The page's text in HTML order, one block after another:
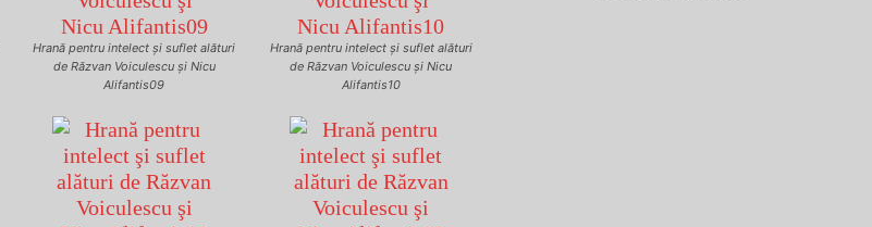
Hrană pentru intelect şi suflet alături
de Răzvan Voiculescu şi Nicu
Alifantis09
Hrană pentru intelect şi suflet alături
de Răzvan Voiculescu şi Nicu
Alifantis10